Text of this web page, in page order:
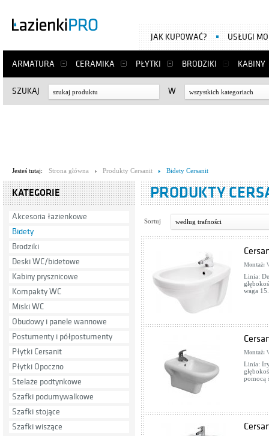
ARMATURA CERAMIKA PŁYTKI BRODZIKI KABINY
JAK KUPOWAĆ? USŁUGI
SZUKAJ W wszystkich kategoriach
Jesteś tutaj: Strona główna Produkty Cersanit Bidety Cersanit
KATEGORIE
Akcesoria łazienkowe
Bidety
Brodziki
Deski WC/bidetowe
Kabiny prysznicowe
Kompakty WC
Miski WC
Obudowy i panele wannowe
Postumenty i półpostumenty
Płytki Cersanit
Płytki Opoczno
Stelaże podtynkowe
Szafki podumywalkowe
Szafki stojące
Szafki wiszące
PRODUKTY
Sortuj według trafności
Montaż:
Linia:
waga
Montaż:
Linia:
pomocą